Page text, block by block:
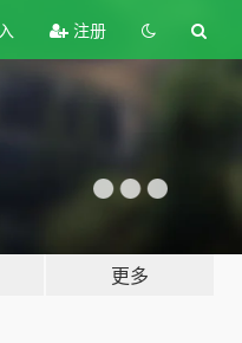
注册
更多